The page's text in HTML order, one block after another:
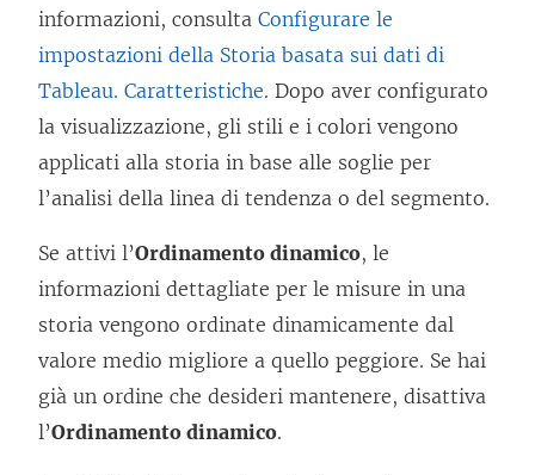
informazioni, consulta Configurare le
impostazioni della Storia basata sui dati di
Tableau. Caratteristiche. Dopo aver configurato
la visualizzazione, gli stili e i colori vengono
applicati alla storia in base alle soglie per
l’analisi della linea di tendenza o del segmento.
Se attivi l’Ordinamento dinamico, le
informazioni dettagliate per le misure in una
storia vengono ordinate dinamicamente dal
valore medio migliore a quello peggiore. Se hai
già un ordine che desideri mantenere, disattiva
l’Ordinamento dinamico.